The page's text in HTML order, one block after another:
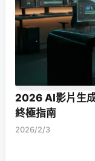
2026 AI影片生
終極指南
2026/2/3